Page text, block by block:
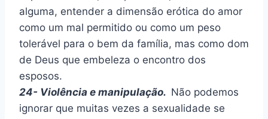
alguma, entender a dimensão erótica do amor
como um mal permitido ou como um peso
tolerável para o bem da família, mas como dom
de Deus que embeleza o encontro dos
esposos.
24- Violência e manipulação. Não podemos
ignorar que muitas vezes a sexualidade se